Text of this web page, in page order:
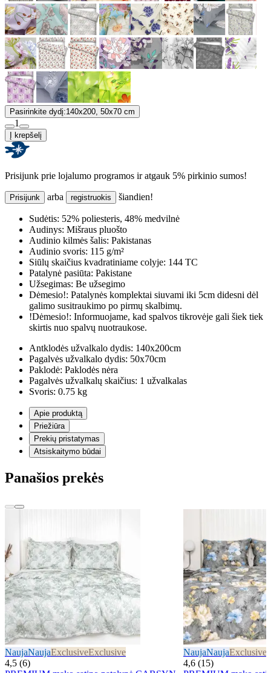
Pasirinkite dydį:140x200, 50x70 cm
1
Į krepšelį
Prisijunk prie lojalumo programos ir atgauk 5% pirkinio sumos!
Prisijunk arba registruokis šiandien!
Sudėtis: 52% poliesteris, 48% medvilnė
Audinys: Mišraus pluošto
Audinio kilmės šalis: Pakistanas
Audinio svoris: 115 g/m²
Siūlų skaičius kvadratiniame colyje: 144 TC
Patalynė pasiūta: Pakistane
Užsegimas: Be užsegimo
Dėmesio!: Patalynės komplektai siuvami iki 5cm didesni dėl
galimo susitraukimo po pirmų skalbimų.
!Dėmesio!: Informuojame, kad spalvos tikrovėje gali šiek tiek
skirtis nuo spalvų nuotraukose.
Antklodės užvalkalo dydis: 140x200cm
Pagalvės užvalkalo dydis: 50x70cm
Paklodė: Paklodės nėra
Pagalvės užvalkalų skaičius: 1 užvalkalas
Svoris: 0.75 kg
Apie produktą
Priežiūra
Prekių pristatymas
Atsiskaitymo būdai
Panašios prekės
NaujaNaujaExclusiveExclusive
4,5 (6)
NaujaNaujaExclusive
4,6 (15)